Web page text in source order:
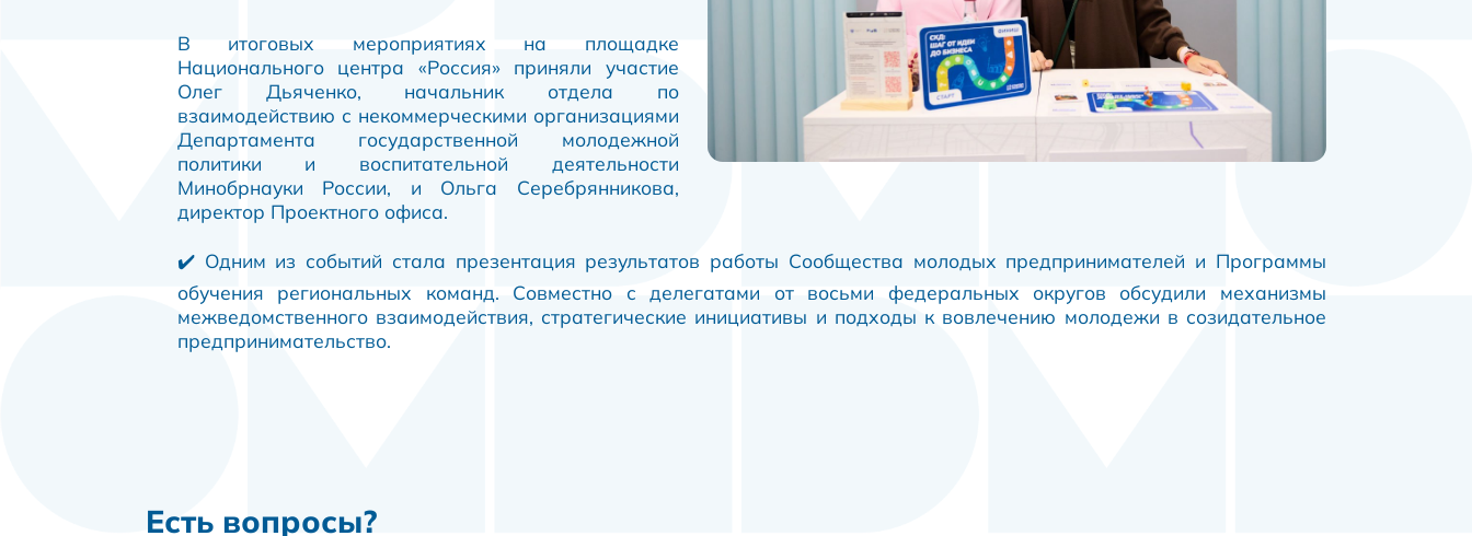
В итоговых мероприятиях на площадке
Национального центра «Россия» приняли участие
Олег Дьяченко, начальник отдела по
взаимодействию с некоммерческими организациями
Департамента государственной молодежной
политики и воспитательной деятельности
Минобрнауки России, и Ольга Серебрянникова,
директор Проектного офиса.
✔️ Одним из событий стала презентация результатов работы Сообщества молодых предпринимателей и Программы
обучения региональных команд. Совместно с делегатами от восьми федеральных округов обсудили механизмы
межведомственного взаимодействия, стратегические инициативы и подходы к вовлечению молодежи в созидательное
предпринимательство.
Есть вопросы?